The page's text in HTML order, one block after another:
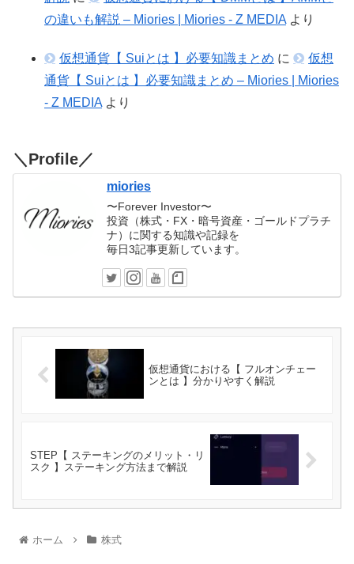
の違いも解説 – Miories | Miories - Z MEDIA より
仮想通貨【 Suiとは 】必要知識まとめ に
仮想
通貨【 Suiとは 】必要知識まとめ – Miories | Miories
- Z MEDIA より
＼Profile／
miories
〜Forever Investor〜
投資（株式・FX・暗号資産・ゴールドプラチ
ナ）に関する知識や記録を
毎日3記事更新しています。
仮想通貨における【 フルオンチェー
ンとは 】分かりやすく解説
STEP【 ステーキングのメリット・リ
スク 】ステーキング方法まで解説
ホーム 株式